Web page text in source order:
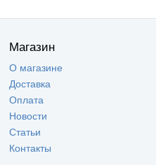
Магазин
О магазине
Доставка
Оплата
Новости
Статьи
Контакты